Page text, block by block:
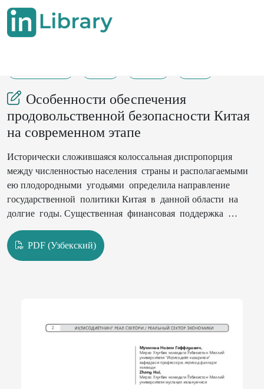
Особенности обеспечения
продовольственной безопасности Китая
на современном этапе
Исторически сложившаяся колоссальная диспропорция
между численностью населения страны и располагаемыми
ею плодородными угодьями определила направление
государственной поли­тики Китая в данной области на
долгие годы. Существенная финансовая поддержка
химизация сельского хозяйства помогли к концу первого
десятилетия XXI в. преодолеть недоедание и голод. При
безопасности. Для последних лет характерна корректировка
продовольствия на повышение его экономической
доступности для широких слоев населения. Обратной
стороной интенсификации китайского АПК стало
PDF (Узбекский)